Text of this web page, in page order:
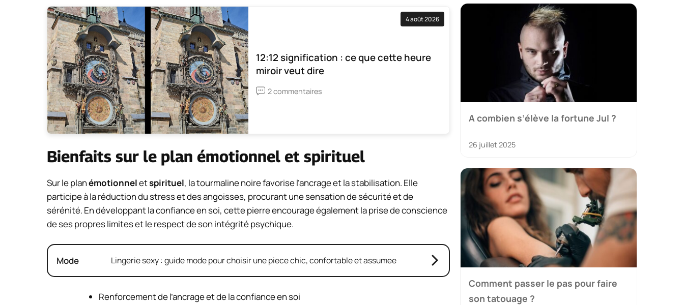
4 août 2026
12:12 signification : ce que cette heure
miroir veut dire
2 commentaires
Bienfaits sur le plan émotionnel et spirituel
Sur le planémotionneletspirituel, la tourmaline noire favorise l’ancrage et la stabilisation. Elle
participe à la réduction du stress et des angoisses, procurant une sensation de sécurité et de
sérénité. En développant la confiance en soi, cette pierre encourage également la prise de conscience
de ses propres limites et le respect de son intégrité psychique.
Mode Lingerie sexy : guide mode pour choisir une piece chic, confortable et assumee
Renforcement de l’ancrage et de la confiance en soi
A combien s’élève la fortune Jul ?
26 juillet 2025
Comment passer le pas pour faire
son tatouage ?